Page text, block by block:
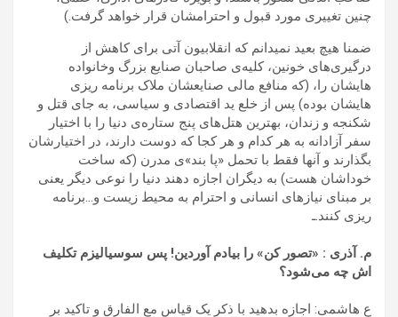
چنین تغییری مورد قبول و احترامشان قرار خواهد گرفت.)
ضمنا هیچ بعید نمیدانم که انقلابیون آتی برای کاهش از
درگیری‌های خونین، کلیه‌ی صاحبان صنایع بزرگ و‌خانواده
هایشان را، (که منافع مالی صنایعشان ملاک برنامه ریزی
هایشان بوده) پس از خلع ید اقتصادی و سیاسی، به جای قتل و
شکنجه و زندان، بهترین هتل‌های پنج ستاره‌ی دنیا را با اختیار
سفر آزادانه به هر کدام و هر کجا که دوست دارند، در اختیارشان
بگذارند و آنها فقط با تحمل «پا بند»ی مدرن (که ساخت
خوداشان هست) به دیگران اجازه دهند دنیا را نوعی دیگر یعنی
بر مبنای نیازهای انسانی و احترام به محیط زیست و…برنامه
ریزی کنند.ـ
م. آذری : «تصور کن» را بیادم آوردین! پس سوسیالیزم تکلیف
اش چه می‌شود؟
ع هاشمی: اجازه بدهید با ذکر یک قیاس مع الفارق و تاکید بر